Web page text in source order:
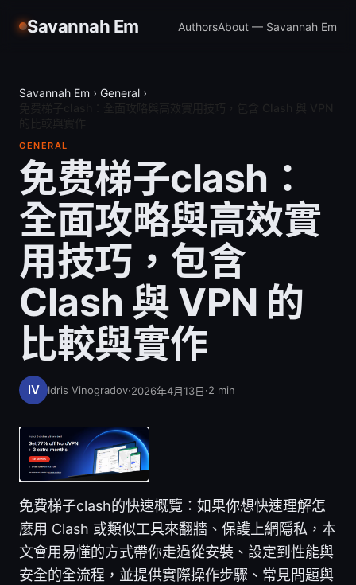
Savannah Em AuthorsAbout — Savannah Em
Savannah Em › General ›
GENERAL
免费梯子clash：
全面攻略與高效實
用技巧，包含
Clash 與 VPN 的
比較與實作
Idris Vinogradov·2026年4月13日·2 min
免費梯子clash的快速概覽：如果你想快速理解怎
麼用 Clash 或類似工具來翻牆、保護上網隱私，本
文會用易懂的方式帶你走過從安裝、設定到性能與
安全的全流程，並提供實際操作步驟、常見問題與